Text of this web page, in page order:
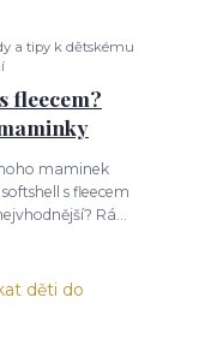
a tipy k dětskému
fleecem?
maminek
s fleecem
Rá...